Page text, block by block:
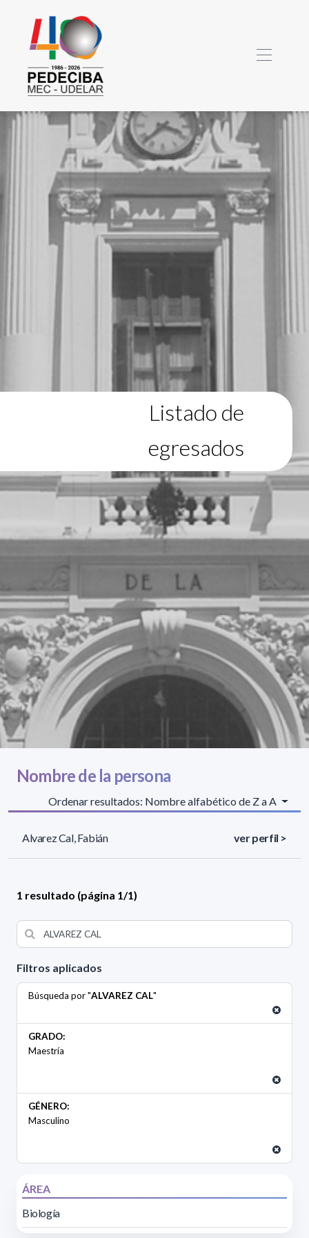
Listado de
egresados
Filtros aplicados
Búsqueda por "ALVAREZ CAL"
GRADO:
Maestría
GÉNERO:
Masculino
ÁREA
Biología
Nombre de la persona
Ordenar resultados: Nombre alfabético de Z a A
Alvarez Cal, Fabián ver perfil >
1 resultado (página 1/1)